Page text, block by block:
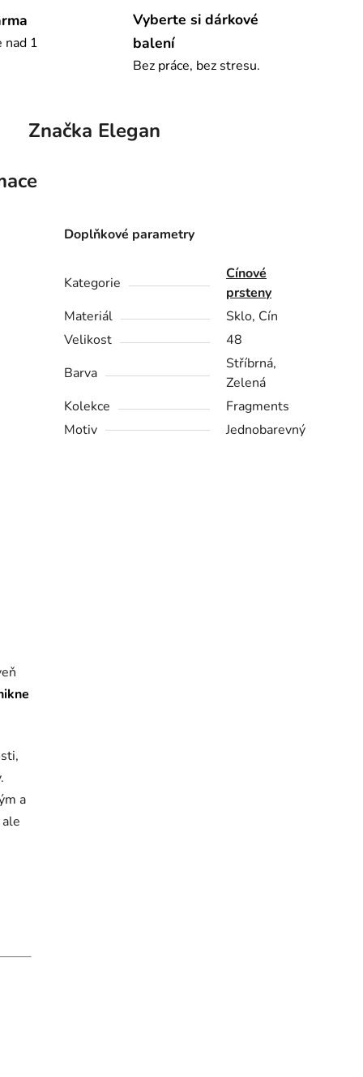
nad 1
Vyberte si dárkové
balení
Bez práce, bez stresu.
Značka Elegan
a
Doplňkové parametry
Kategorie
Cínové
prsteny
Materiál
Sklo, Cín
Velikost
48
Barva
Stříbrná,
Zelená
Kolekce
Fragments
Motiv
Jednobarevný